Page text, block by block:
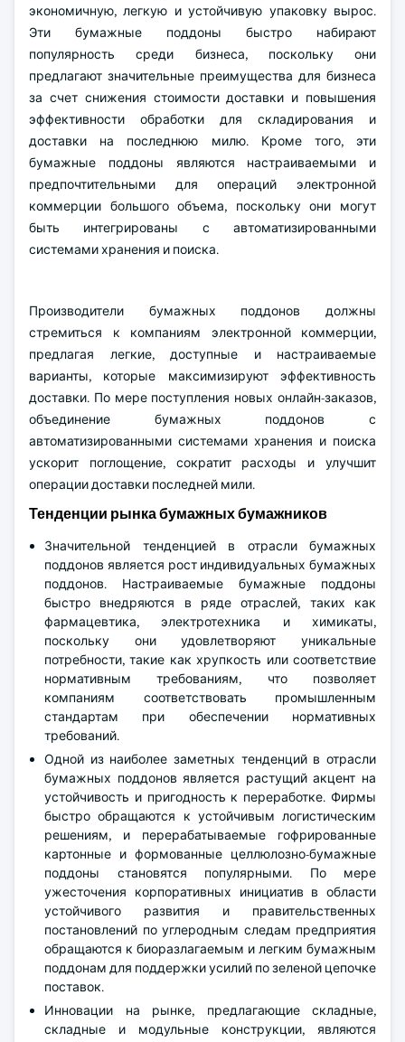
экономичную, легкую и устойчивую упаковку вырос.
Эти бумажные поддоны быстро набирают
популярность среди бизнеса, поскольку они
предлагают значительные преимущества для бизнеса
за счет снижения стоимости доставки и повышения
эффективности обработки для складирования и
доставки на последнюю милю. Кроме того, эти
бумажные поддоны являются настраиваемыми и
предпочтительными для операций электронной
коммерции большого объема, поскольку они могут
быть интегрированы с автоматизированными
системами хранения и поиска.
Производители бумажных поддонов должны
стремиться к компаниям электронной коммерции,
предлагая легкие, доступные и настраиваемые
варианты, которые максимизируют эффективность
доставки. По мере поступления новых онлайн-заказов,
объединение бумажных поддонов с
автоматизированными системами хранения и поиска
ускорит поглощение, сократит расходы и улучшит
операции доставки последней мили.
Тенденции рынка бумажных бумажников
Значительной тенденцией в отрасли бумажных
поддонов является рост индивидуальных бумажных
поддонов. Настраиваемые бумажные поддоны
быстро внедряются в ряде отраслей, таких как
фармацевтика, электротехника и химикаты,
поскольку они удовлетворяют уникальные
потребности, такие как хрупкость или соответствие
нормативным требованиям, что позволяет
компаниям соответствовать промышленным
стандартам при обеспечении нормативных
требований.
Одной из наиболее заметных тенденций в отрасли
бумажных поддонов является растущий акцент на
устойчивость и пригодность к переработке. Фирмы
быстро обращаются к устойчивым логистическим
решениям, и перерабатываемые гофрированные
картонные и формованные целлюлозно-бумажные
поддоны становятся популярными. По мере
ужесточения корпоративных инициатив в области
устойчивого развития и правительственных
постановлений по углеродным следам предприятия
обращаются к биоразлагаемым и легким бумажным
поддонам для поддержки усилий по зеленой цепочке
поставок.
Инновации на рынке, предлагающие складные,
складные и модульные конструкции, являются